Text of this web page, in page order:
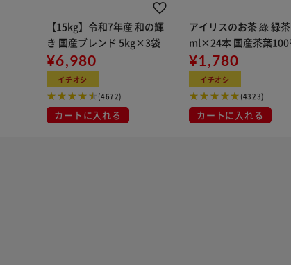
【15kg】令和7年産 和の輝
き 国産ブレンド 5kg×3袋
¥6,980
イチオシ
(4672)
カートに入れる
アイリスのお茶 綠 緑
ml×24本 国産茶葉100
用
¥1,780
イチオシ
(4323)
カートに入れる